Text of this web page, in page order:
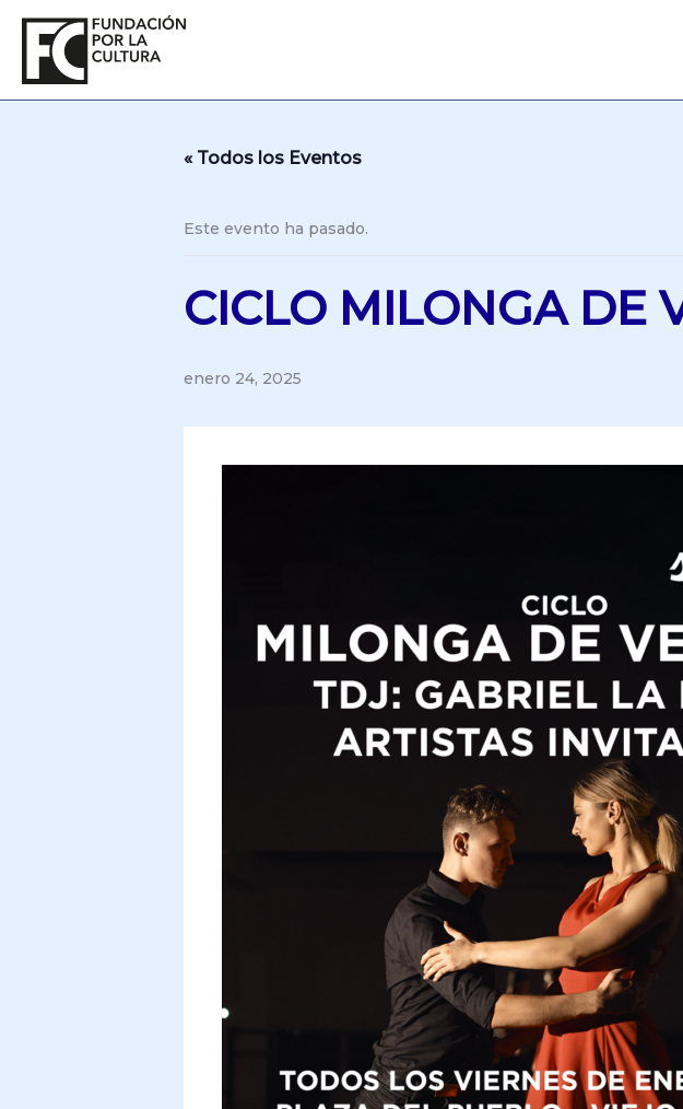
contenido
« Todos los Eventos
Este evento ha pasado.
CICLO MILONGA DE
enero 24, 2025